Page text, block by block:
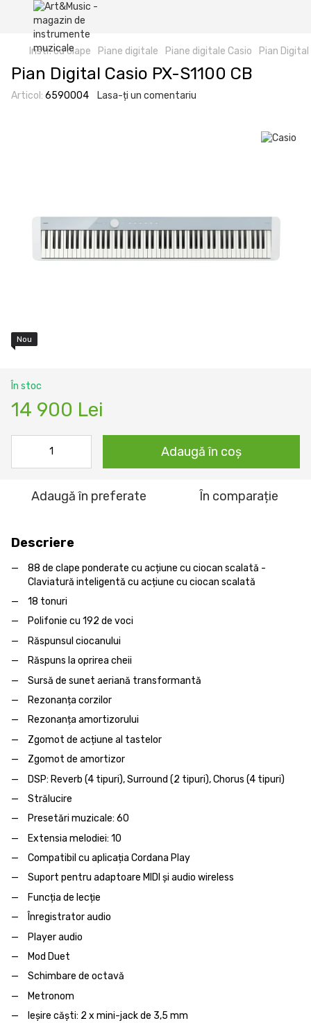
Instr. cu clape Piane digitale Piane digitale Casio Pian Digital
Pian Digital Casio PX-S1100 CB
Articol: 6590004 Lasa-ți un comentariu
Nou
În stoc
14 900 Lei
Adaugă în coș
Adaugă în preferate În comparație
Descriere
88 de clape ponderate cu acțiune cu ciocan scalată -
Claviatură inteligentă cu acțiune cu ciocan scalată
18 tonuri
Polifonie cu 192 de voci
Răspunsul ciocanului
Răspuns la oprirea cheii
Sursă de sunet aeriană transformantă
Rezonanța corzilor
Rezonanța amortizorului
Zgomot de acțiune al tastelor
Zgomot de amortizor
DSP: Reverb (4 tipuri), Surround (2 tipuri), Chorus (4 tipuri)
Strălucire
Presetări muzicale: 60
Extensia melodiei: 10
Compatibil cu aplicația Cordana Play
Suport pentru adaptoare MIDI și audio wireless
Funcția de lecție
Înregistrator audio
Player audio
Mod Duet
Schimbare de octavă
Metronom
Ieșire căști: 2 x mini-jack de 3,5 mm